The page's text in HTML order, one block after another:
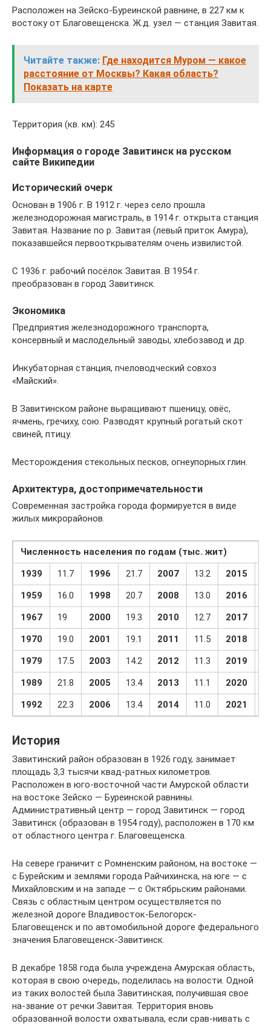
Расположен на Зейско-Буреинской равнине, в 227 км к
востоку от Благовещенска. Ж.д. узел — станция Завитая.
Читайте также: Где находится Муром — какое
расстояние от Москвы? Какая область?
Показать на карте
Территория (кв. км): 245
Информация о городе Завитинск на русском
сайте Википедии
Исторический очерк
Основан в 1906 г. В 1912 г. через село прошла
железнодорожная магистраль, в 1914 г. открыта станция
Завитая. Название по р. Завитая (левый приток Амура),
показавшейся первооткрывателям очень извилистой.
С 1936 г. рабочий посёлок Завитая. В 1954 г.
преобразован в город Завитинск.
Экономика
Предприятия железнодорожного транспорта,
консервный и маслодельный заводы, хлебозавод и др.
Инкубаторная станция, пчеловодческий совхоз
«Майский».
В Завитинском районе выращивают пшеницу, овёс,
ячмень, гречиху, сою. Разводят крупный рогатый скот
свиней, птицу.
Месторождения стекольных песков, огнеупорных глин.
Архитектура, достопримечательности
Современная застройка города формируется в виде
жилых микрорайонов.
Численность населения по годам (тыс. жит)
1939
11.7 1996 21.7 2007 13.2 2015
1959
16.0 1998 20.7 2008 13.0 2016
1967
19 2000 19.3 2010 12.7 2017
1970
19.0 2001 19.1 2011 11.5 2018
1979
17.5 2003 14.2 2012 11.3 2019
1989
21.8 2005 13.4 2013 11.1 2020
1992
22.3 2006 13.4 2014 11.0 2021
История
Завитинский район образован в 1926 году, занимает
площадь 3,3 тысячи квад-ратных километров.
Расположен в юго-восточной части Амурской области
на востоке Зейско — Буреинской равнины.
Административный центр — город Завитинск — город
Завитинск (образован в 1954 году), расположен в 170 км
от областного центра г. Благовещенска.
На севере граничит с Ромненским районом, на востоке —
с Бурейским и землями города Райчихинска, на юге — с
Михайловским и на западе — с Октябрьским районами.
Связь с областным центром осуществляется по
железной дороге Владивосток-Белогорск-
Благовещенск и по автомобильной дороге федерального
значения Благовещенск-Завитинск.
В декабре 1858 года была учреждена Амурская область,
которая в свою очередь, поделилась на волости. Одной
из таких волостей была Завитинская, получившая свое
на-звание от речки Завитая. Территория вновь
образованной волости охватывала, если срав-нивать с